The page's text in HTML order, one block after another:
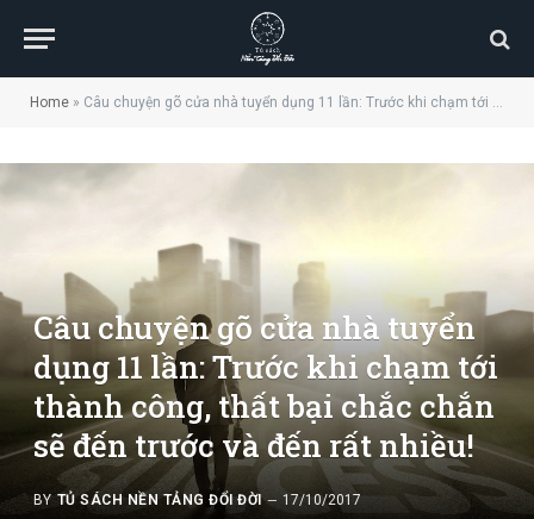
Home » Câu chuyện gõ cửa nhà tuyển dụng 11 lần: Trước khi chạm tới thành công, thất bại chắc chắn sẽ đến trước và đến rất nhiều!
Câu chuyện gõ cửa nhà tuyển
dụng 11 lần: Trước khi chạm tới
thành công, thất bại chắc chắn
sẽ đến trước và đến rất nhiều!
BY TỦ SÁCH NỀN TẢNG ĐỔI ĐỜI 17/10/2017